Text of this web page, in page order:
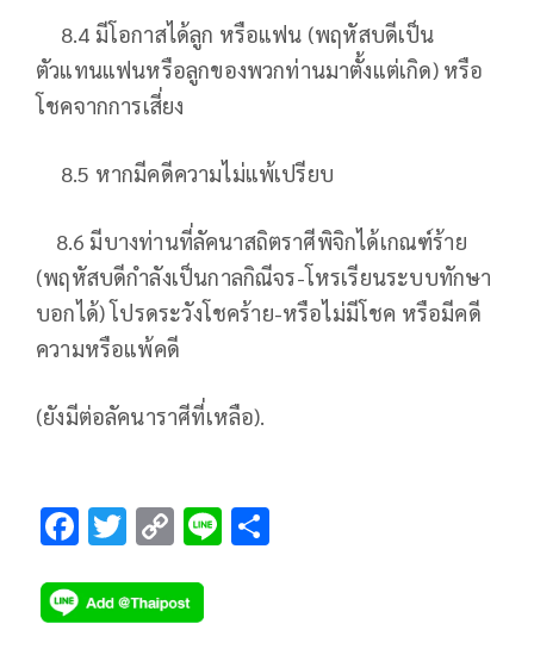
8.4 มีโอกาสได้ลูก หรือแฟน (พฤหัสบดีเป็น
ตัวแทนแฟนหรือลูกของพวกท่านมาตั้งแต่เกิด) หรือ
โชคจากการเสี่ยง
8.5 หากมีคดีความไม่แพ้เปรียบ
8.6 มีบางท่านที่ลัคนาสถิตราศีพิจิกได้เกณฑ์ร้าย
(พฤหัสบดีกำลังเป็นกาลกิณีจร-โหรเรียนระบบทักษา
บอกได้) โปรดระวังโชคร้าย-หรือไม่มีโชค หรือมีคดี
ความหรือแพ้คดี
(ยังมีต่อลัคนาราศีที่เหลือ).
F
e
T
tt
C
p
Li